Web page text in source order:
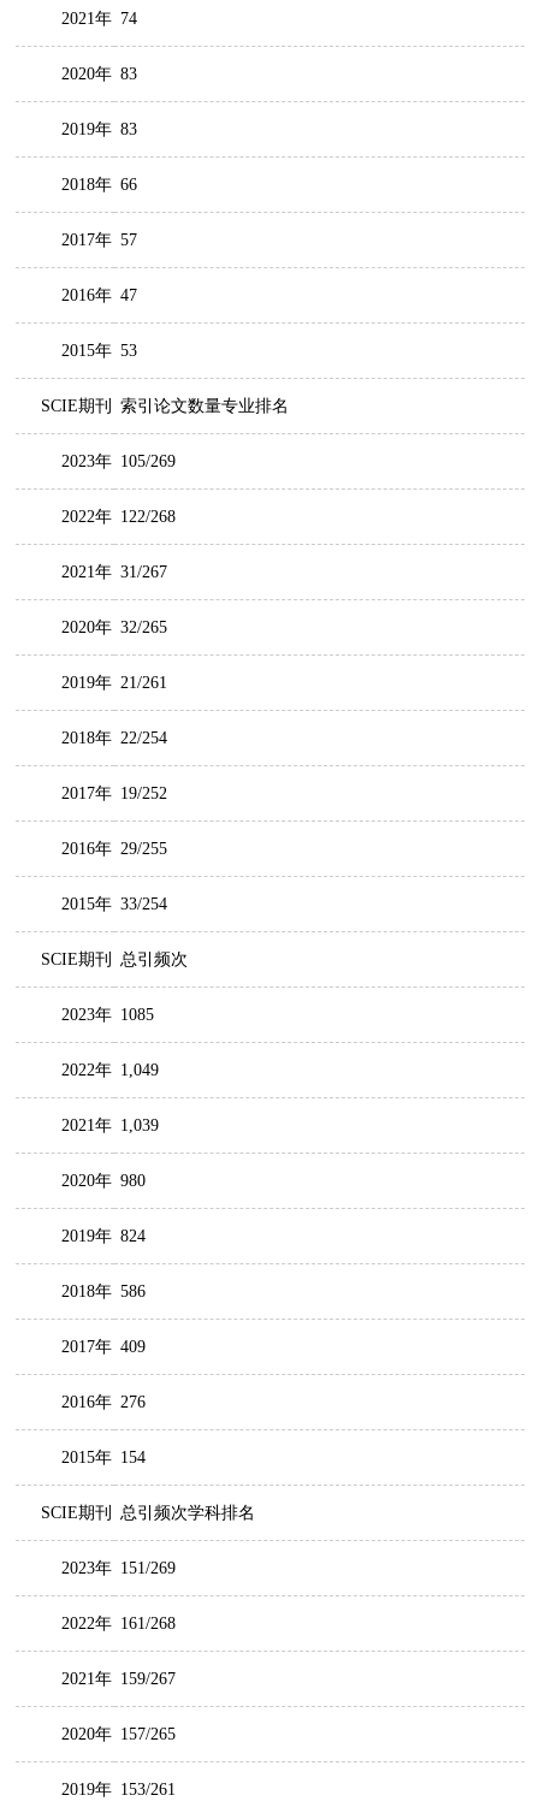
2021年 74
2020年 83
2019年 83
2018年 66
2017年 57
2016年 47
2015年 53
SCIE期刊 索引论文数量专业排名
2023年 105/269
2022年 122/268
2021年 31/267
2020年 32/265
2019年 21/261
2018年 22/254
2017年 19/252
2016年 29/255
2015年 33/254
SCIE期刊 总引频次
2023年 1085
2022年 1,049
2021年 1,039
2020年 980
2019年 824
2018年 586
2017年 409
2016年 276
2015年 154
SCIE期刊 总引频次学科排名
2023年 151/269
2022年 161/268
2021年 159/267
2020年 157/265
2019年 153/261